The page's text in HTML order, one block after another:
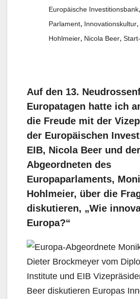
Europäische Investitionsbank,
Parlament, Innovationskultur,
Hohlmeier, Nicola Beer,
Auf den 13.
Europatagen hatte ich
die Freude mit der
der Europäischen
EIB, Nicola Beer und der
Abgeordneten des
Europaparlaments,
Hohlmeier, über die
diskutieren, „Wie
Europa?“